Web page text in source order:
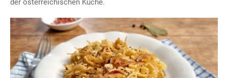
der österreichischen Küche.